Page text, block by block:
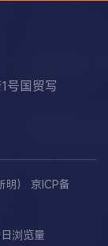
号国贸写
） 京ICP备
浏览量